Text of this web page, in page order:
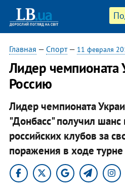
Главная — Спорт— 11 февраля
Лидер чемпионата
Россию
Лидер чемпионата
"Донбасс" получил шанс
российских клубов за
поражения в ходе